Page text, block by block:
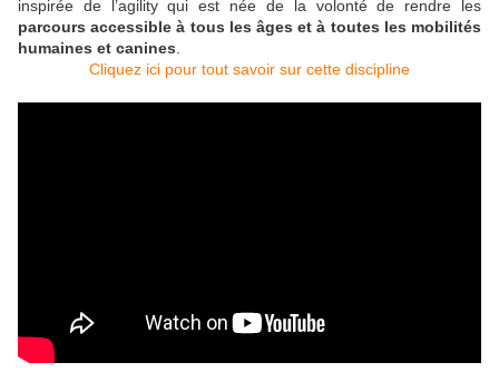
inspirée de l’agility qui est née de la volonté de rendre les
parcours accessible à tous les âges et à toutes les mobilités
humaines et canines
Cliquez ici pour tout savoir sur cette discipline